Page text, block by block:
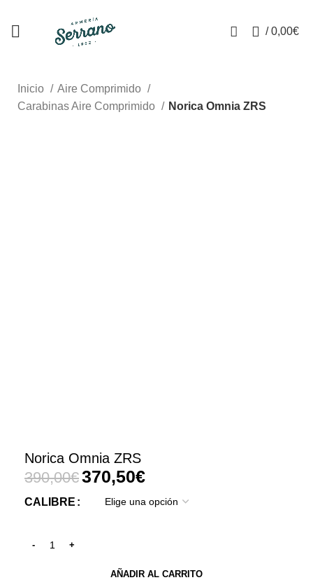
/ 0,00€
Inicio
Aire Comprimido
Carabinas Aire Comprimido
Norica Omnia ZRS
Norica Omnia ZRS
390,00€370,50€
CALIBRE
AÑADIR AL CARRITO